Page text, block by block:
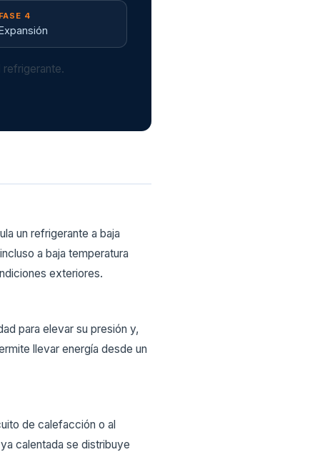
4
refrigerante.
un refrigerante a baja
a baja temperatura
exteriores.
para elevar su presión y,
llevar energía desde un
de calefacción o al
calentada se distribuye